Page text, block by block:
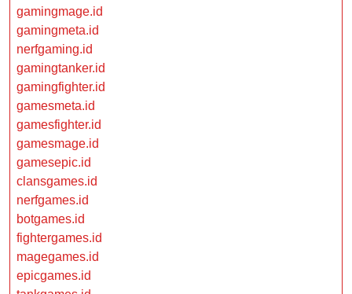
gamingmage.id
gamingmeta.id
nerfgaming.id
gamingtanker.id
gamingfighter.id
gamesmeta.id
gamesfighter.id
gamesmage.id
gamesepic.id
clansgames.id
nerfgames.id
botgames.id
fightergames.id
magegames.id
epicgames.id